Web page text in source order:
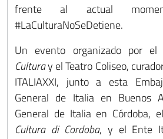
frente al actual
#LaCulturaNoSeDetiene.
Un evento organizado por el
Culturay el Teatro Coliseo,
ITALIAXXI, junto a esta
General de Italia en Buenos
General de Italia en Córdoba, el
Cultura di Cordoba, y el Ente